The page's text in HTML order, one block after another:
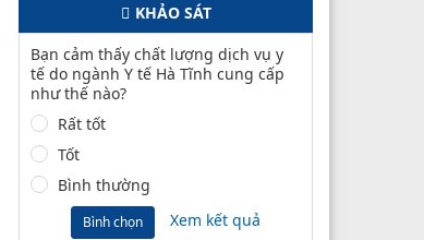
KHẢO SÁT
Bạn cảm thấy chất lượng dịch vụ y
tế do ngành Y tế Hà Tĩnh cung cấp
như thế nào?
Rất tốt
Tốt
Bình thường
Bình chọn Xem kết quả